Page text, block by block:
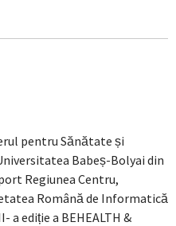
pentru Sănătate și
Babeș-Bolyai din
Regiunea Centru,
Română de Informatică
a ediție a BEHEALTH &